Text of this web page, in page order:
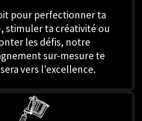
pour perfectionner ta
stimuler ta créativité ou
les défis, notre
sur-mesure te
vers l'excellence.